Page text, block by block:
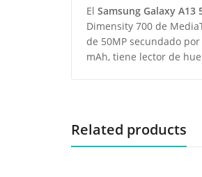
El Samsung Galaxy A13
Dimensity 700 de
de 50MP secundado
mAh, tiene lector de
Related products